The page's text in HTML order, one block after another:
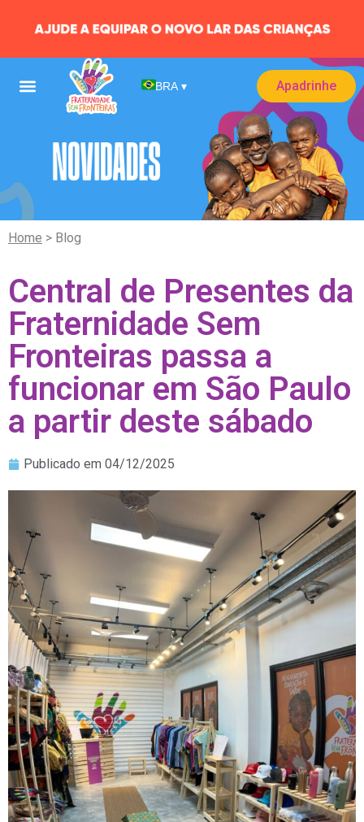
BRA ▾ Apadrinhe
Home > Blog
Central de Presentes da
Fraternidade Sem
Fronteiras passa a
funcionar em São Paulo
a partir deste sábado
Publicado em 04/12/2025